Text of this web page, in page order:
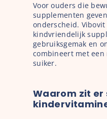
Voor ouders die
supplementen
onderscheid.
kindvriendelijk
gebruiksgemak en
combineert met
suiker.
Waarom zit er